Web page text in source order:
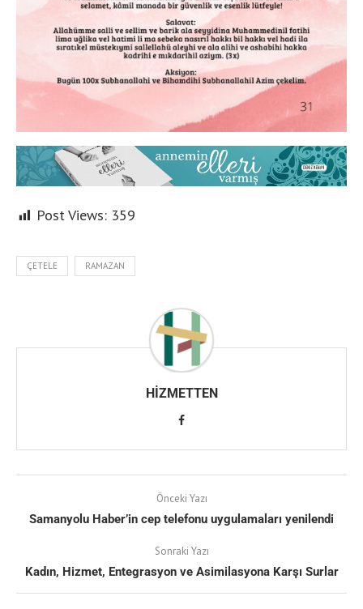
Post Views: 359
ÇETELE RAMAZAN
HIZMETTEN
Önceki Yazı
Samanyolu Haber’in cep telefonu uygulamaları yenilendi
Sonraki Yazı
Kadın, Hizmet, Entegrasyon ve Asimilasyona Karşı Surlar